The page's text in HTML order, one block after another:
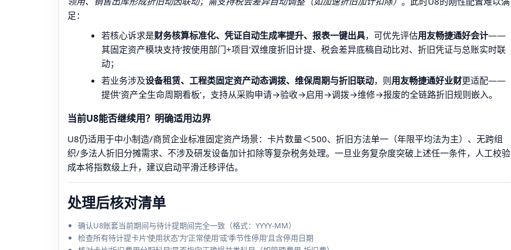
足：
若核心诉求是财务核算标准化、凭证自动生成率提升、报表一键出具，可优先评估用友畅捷通好会计——
其固定资产模块支持‘按使用部门+项目’双维度折旧计提、税会差异底稿自动比对、折旧凭证与总账实时联
动；
若业务涉及设备租赁、工程类固定资产动态调拨、维保周期与折旧联动，则用友畅捷通好业财更适配——
提供‘资产全生命周期看板’，支持从采购申请→验收→启用→调拨→维修→报废的全链路折旧规则嵌入。
当前U8能否继续用？明确适用边界
U8仍适用于中小制造/商贸企业标准固定资产场景：卡片数量＜500、折旧方法单一（年限平均法为主）、无跨组
织/多法人折旧分摊需求、不涉及研发设备加计扣除等复杂税务处理。一旦业务复杂度突破上述任一条件，人工校验
成本将指数级上升，建议启动平滑迁移评估。
处理后核对清单
确认U8账套当前期间与待计提期间完全一致（格式：YYYY-MM）
检查所有待计提卡片‘使用状态’为‘正常使用’或‘季节性停用’且含停用日期